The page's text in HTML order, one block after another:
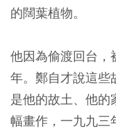
的闊葉植物。
他因為偷渡回台，
年。鄭自才說這些
是他的故土、他的
幅畫作，一九九三